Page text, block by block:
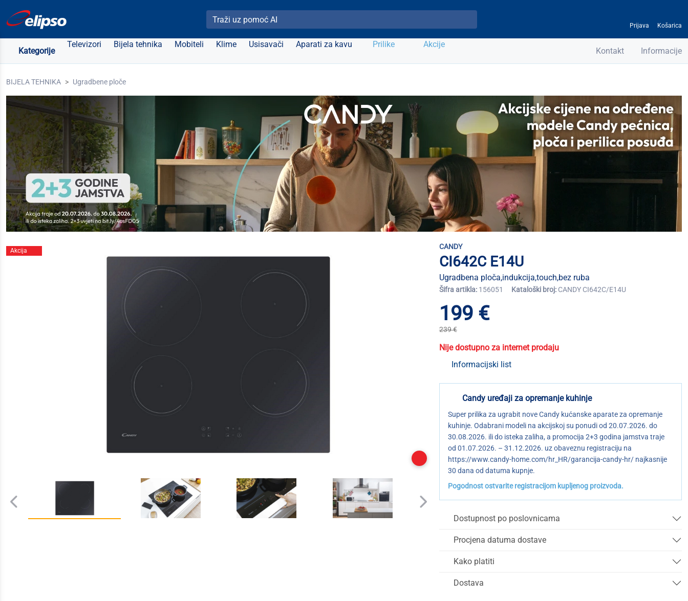
Pretraži Elipso
Prijava Košarica
Kategorije
Televizori Bijela tehnika Mobiteli Klime Usisavači Aparati za kavu Prilike Akcije
Kontakt Informacije
BIJELA TEHNIKA Ugradbene ploče
Akcija CANDY
CI642C E14U
Ugradbena ploča,indukcija,touch,bez ruba
Šifra artikla: 156051 Kataloški broj: CANDY CI642C/E14U
199 €
239 €
Nije dostupno za internet prodaju
Informacijski list
Candy uređaji za opremanje kuhinje
Super prilika za ugrabit nove Candy kućanske aparate za opremanje
kuhinje. Odabrani modeli na akcijskoj su ponudi od 20.07.2026. do
30.08.2026. ili do isteka zaliha, a promocija 2+3 godina jamstva traje
od 01.07.2026. – 31.12.2026. uz obaveznu registraciju na
https://www.candy-home.com/hr_HR/garancija-candy-hr/ najkasnije
30 dana od datuma kupnje.
Pogodnost ostvarite registracijom kupljenog proizvoda.
Dostupnost po poslovnicama
Procjena datuma dostave
Kako platiti
Dostava